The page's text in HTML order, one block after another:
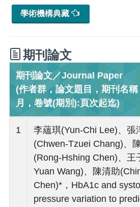
學術機構典藏
期刊論文
期刊論文／Journal Paper
(作者群，論文題目，期刊名
月，卷號(期別):頁次起迄)
1
李蘊琪(Yun-Chi Lee)、張
(Chwen-Tzuei Chang)、
(Rong-Hshing Chen)、王
Yuan Wang)、陳清助
Chen)*，HbA1c and
pressure variation to